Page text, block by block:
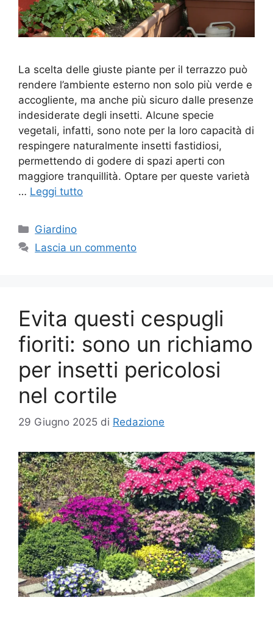
La scelta delle giuste piante per il terrazzo può
rendere l’ambiente esterno non solo più verde e
accogliente, ma anche più sicuro dalle presenze
indesiderate degli insetti. Alcune specie
vegetali, infatti, sono note per la loro capacità di
respingere naturalmente insetti fastidiosi,
permettendo di godere di spazi aperti con
maggiore tranquillità. Optare per queste varietà
… Leggi tutto
Categorie
Giardino
Lascia un commento
Evita questi cespugli
fioriti: sono un richiamo
per insetti pericolosi
nel cortile
29 Giugno 2025 di Redazione